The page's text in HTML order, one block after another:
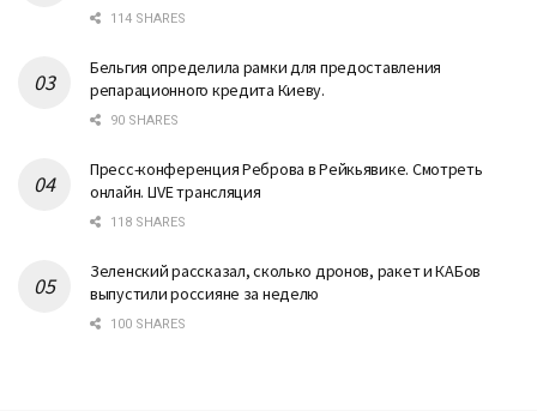
114 SHARES
Бельгия определила рамки для предоставления
репарационного кредита Киеву.
90 SHARES
Пресс-конференция Реброва в Рейкьявике. Смотреть
онлайн. LIVE трансляция
118 SHARES
Зеленский рассказал, сколько дронов, ракет и КАБов
выпустили россияне за неделю
100 SHARES